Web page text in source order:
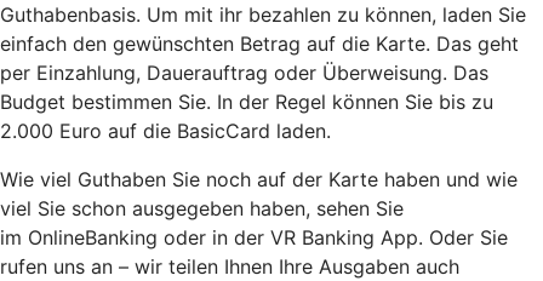
Guthabenbasis. Um mit ihr bezahlen zu können, laden Sie
einfach den gewünschten Betrag auf die Karte. Das geht
per Einzahlung, Dauerauftrag oder Überweisung. Das
Budget bestimmen Sie. In der Regel können Sie bis zu
2.000 Euro auf die BasicCard laden.
Wie viel Guthaben Sie noch auf der Karte haben und wie
viel Sie schon ausgegeben haben, sehen Sie
im OnlineBanking oder in der VR Banking App. Oder Sie
rufen uns an – wir teilen Ihnen Ihre Ausgaben auch